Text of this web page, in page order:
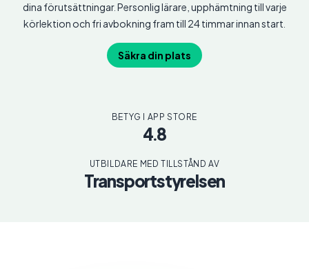
dina förutsättningar. Personlig lärare, upphämtning till varje
körlektion och fri avbokning fram till 24 timmar innan start.
Säkra din plats
BETYG I APP STORE
4.8
UTBILDARE MED TILLSTÅND AV
Transportstyrelsen